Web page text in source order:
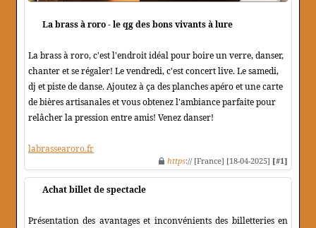
La brass à roro - le qg des bons vivants à lure
La brass à roro, c'est l'endroit idéal pour boire un verre, danser,
chanter et se régaler! Le vendredi, c'est concert live. Le samedi,
dj et piste de danse. Ajoutez à ça des planches apéro et une carte
de bières artisanales et vous obtenez l'ambiance parfaite pour
relâcher la pression entre amis! Venez danser!
labrassearoro.fr
https:// [France] [18-04-2025] [#1]
Achat billet de spectacle
Présentation des avantages et inconvénients des billetteries en